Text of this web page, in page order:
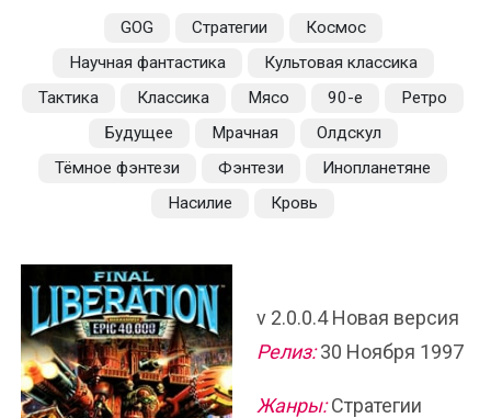
GOG Стратегии
Космос
Научная фантастика
Культовая классика
Тактика
Классика Мясо 90-е
Ретро
Будущее
Мрачная
Олдскул
Тёмное фэнтези
Фэнтези
Инопланетяне
Насилие
Кровь
v 2.0.0.4 Новая версия
Релиз:30 Ноября 1997
Жанры:Стратегии